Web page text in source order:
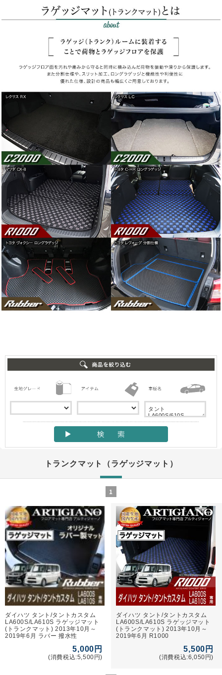
トランクマット（ラゲッジマット）
1
ダイハツ タント/タントカスタム
LA600S/LA610S ラゲッジマット
(トランクマット) 2013年10月～
2019年6月 ラバー 撥水性
5,000円
(消費税込:5,500円)
ダイハツ タント/タントカスタム
LA600S/LA610S ラゲッジマット
(トランクマット) 2013年10月～
2019年6月 R1000
5,500円
(消費税込:6,050円)